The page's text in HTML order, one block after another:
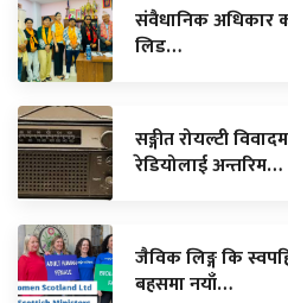
संवैधानिक अधिकार
लिड…
सङ्गीत रोयल्टी
रेडियोलाई अन्तरिम…
जैविक लिङ्ग कि
बहसमा नयाँ…